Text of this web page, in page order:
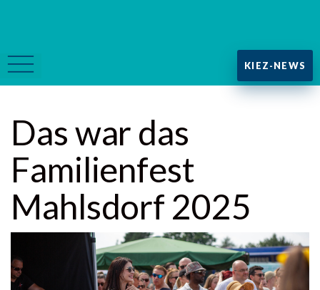
KIEZ-NEWS
Das war das
Familienfest
Mahlsdorf 2025